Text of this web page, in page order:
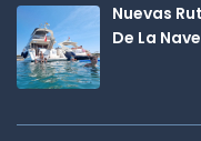
Nuevas
De La